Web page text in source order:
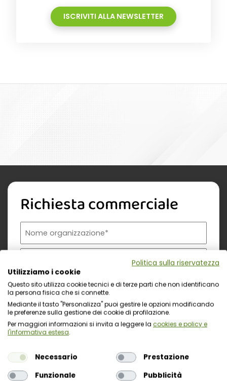
ISCRIVITI ALLA NEWSLETTER
Richiesta commerciale
Nome organizzazione
Nome referente
Cognome referente
Tipologia di organizzazione
Prodotto di interesse
Indirizzo email istituzionale*
Telefono istituzionale
Messaggio
Politica sulla riservatezza
Utilizziamo i cookie
Questo sito utilizza cookie tecnici e di terze parti che non identificano
la persona fisica che si connette.
Mediante il tasto "Personalizza" puoi gestire le opzioni modificando
le preferenze sulla gestione dei cookie di profilazione.
Per maggiori informazioni si invita a leggere la cookies e policy e
l'informativa estesa.
Necessario
Prestazione
Funzionale
Pubblicità